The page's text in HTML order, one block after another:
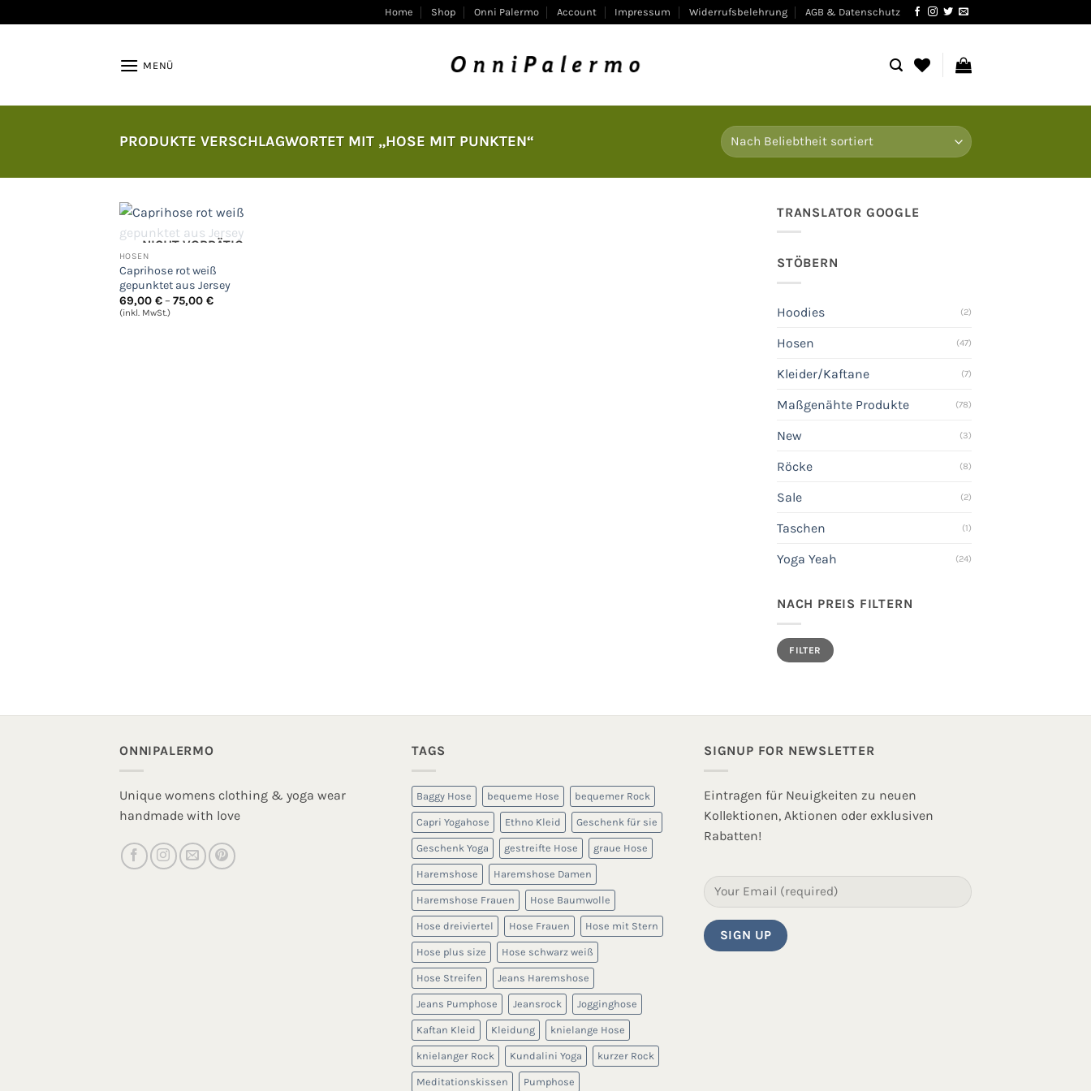
Inhalt
Home Shop Onni Palermo Account Impressum Widerrufsbelehrung AGB & Datenschutz
MENÜ
PRODUKTE VERSCHLAGWORTET MIT „HOSE MIT PUNKTEN“
Wunschliste
NICHT VORRÄTIG
HOSEN
Caprihose rot weiß
gepunktet aus Jersey
69,00 €– 75,00 €Preisspanne:
(inkl. MwSt.)
TRANSLATOR GOOGLE
STÖBERN
Hoodies (2)
Hosen (47)
Kleider/Kaftane (7)
Maßgenähte Produkte (78)
New (3)
Röcke (8)
Sale (2)
Taschen (1)
Yoga Yeah (24)
NACH PREIS FILTERN
Min.
Preis
Max.
PreisFILTER
ONNIPALERMO
Unique womens clothing & yoga wear
handmade with love
TAGS
Baggy Hose bequeme Hose bequemer Rock
Capri Yogahose Ethno Kleid Geschenk für sie
Geschenk Yoga gestreifte Hose graue Hose
Haremshose Haremshose Damen
Haremshose Frauen Hose Baumwolle
Hose dreiviertel Hose Frauen Hose mit Stern
Hose plus size Hose schwarz weiß
Hose Streifen Jeans Haremshose
Jeans Pumphose Jeansrock Jogginghose
Kaftan Kleid Kleidung knielange Hose
knielanger Rock Kundalini Yoga kurzer Rock
Meditationskissen Pumphose
SIGNUP FOR NEWSLETTER
Eintragen für Neuigkeiten zu neuen
Kollektionen, Aktionen oder exklusiven
Rabatten!